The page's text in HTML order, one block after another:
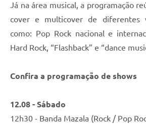
Já na área musical, a programação
cover e multicover de diferentes
como: Pop Rock nacional e
Hard Rock, “Flashback” e “dance
Confira a programação de shows
12.08 - Sábado
12h30 - Banda Mazala (Rock / Pop